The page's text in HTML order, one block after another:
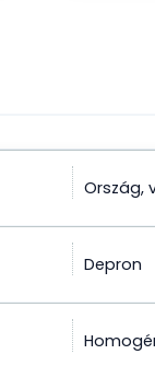
Ország,
Depron